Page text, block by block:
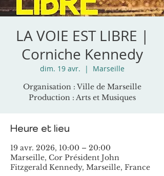
LA VOIE EST LIBRE |
Corniche Kennedy
dim. 19 avr.
  |
Marseille
Organisation : Ville de Marseille
Production : Arts et Musiques
Heure et lieu
19 avr. 2026, 10:00 – 20:00
Marseille, Cor Président John
Fitzgerald Kennedy, Marseille, France